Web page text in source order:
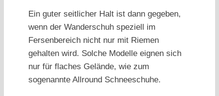
Ein guter seitlicher Halt ist dann gegeben,
wenn der Wanderschuh speziell im
Fersenbereich nicht nur mit Riemen
gehalten wird. Solche Modelle eignen sich
nur für flaches Gelände, wie zum
sogenannte Allround Schneeschuhe.